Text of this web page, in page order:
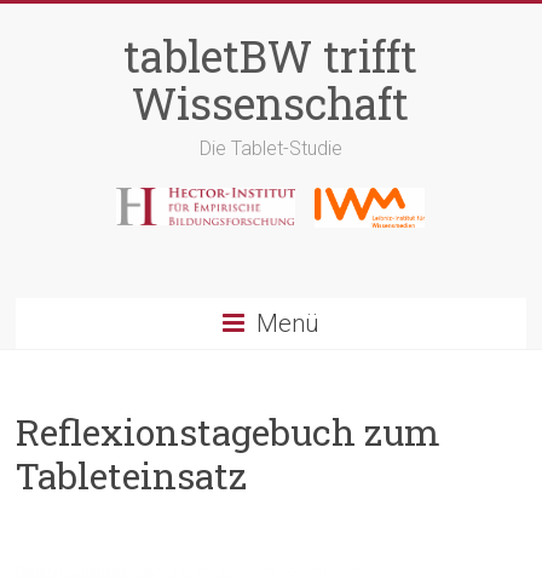
tabletBW trifft
Wissenschaft
Die Tablet-Studie
Menü
Reflexionstagebuch zum
Tableteinsatz